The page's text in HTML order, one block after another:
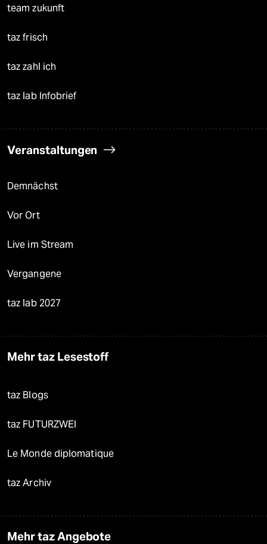
team zukunft
taz frisch
taz zahl ich
taz lab Infobrief
Veranstaltungen
Demnächst
Vor Ort
Live im Stream
Vergangene
taz lab 2027
Mehr taz Lesestoff
taz Blogs
taz FUTURZWEI
Le Monde diplomatique
taz Archiv
Mehr taz Angebote